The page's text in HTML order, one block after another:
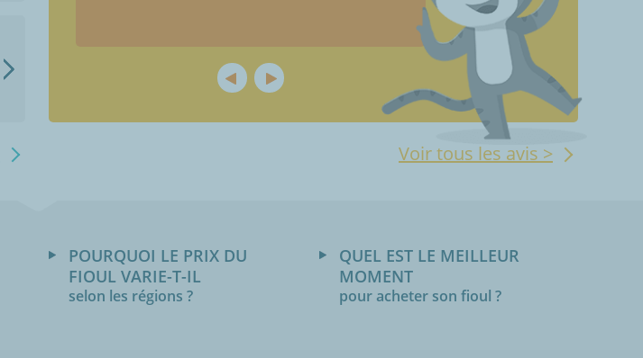
Voir tous les avis >
POURQUOI LE PRIX DU
FIOUL VARIE-T-IL
selon les régions ?
QUEL EST LE MEILLEUR
MOMENT
pour acheter son fioul ?